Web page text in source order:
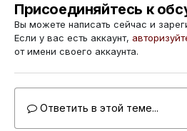
Присоединяйтесь к
Вы можете написать сейчас и
Если у вас есть аккаунт,
от имени своего аккаунта.
Ответить в этой теме...